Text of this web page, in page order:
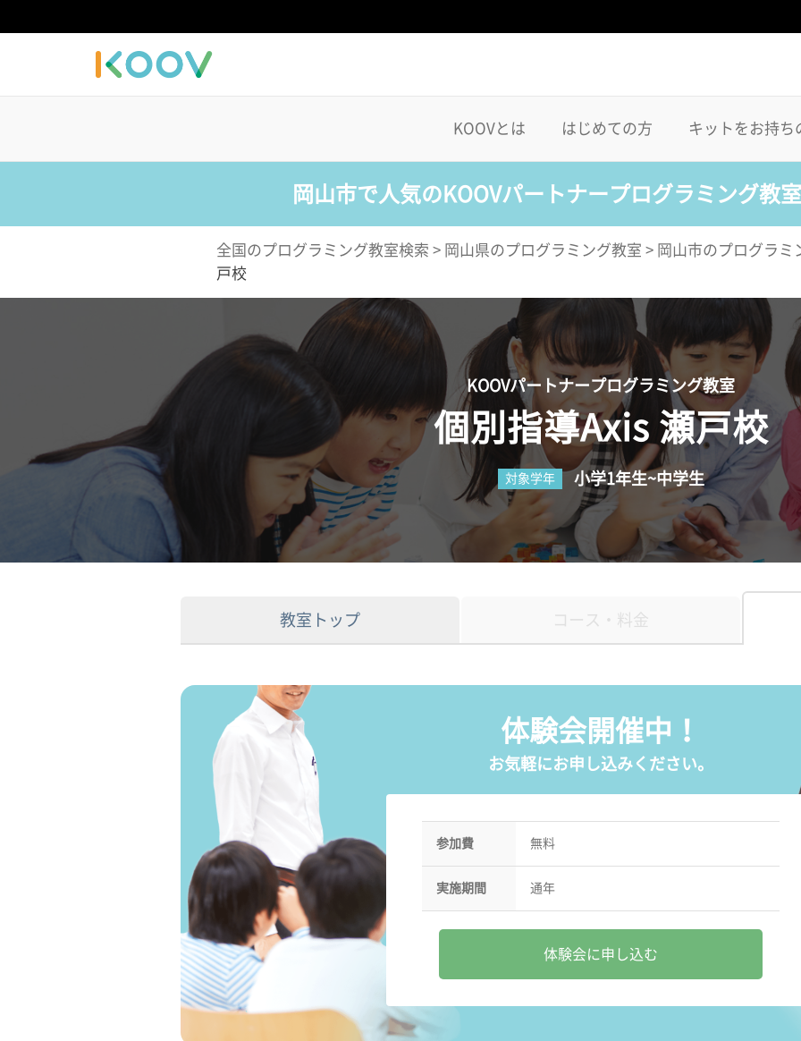
KOOVとは はじめての方 キットをお持ち
岡山市で人気のKOOVパートナープログラミング教
全国のプログラミング教室検索 > 岡山県のプログラミング教室 > 岡山市のプログラミ
戸校
KOOVパートナープログラミング教室
個別指導Axis 瀬戸校
対象学年 小学1年生~中学生
教室トップ コース・料金
体験会開催中！
お気軽にお申し込みください。
参加費 無料
実施期間 通年
体験会に申し込む